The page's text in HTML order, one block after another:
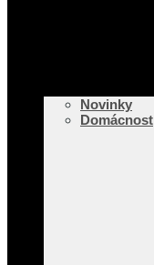
Novinky
Domácnost